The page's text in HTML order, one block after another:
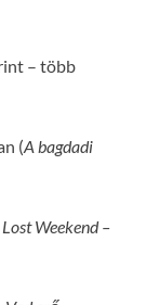
– több
(A bagdadi
Weekend –